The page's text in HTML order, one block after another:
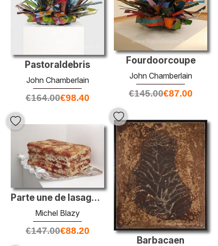
Fourdoorcoupe
John Chamberlain
€145.00€87.00
Pastoraldebris
John Chamberlain
€164.00€98.40
Barbacaen
Parte une de lasagne al forno à emporter
Michel Blazy
€147.00€88.20